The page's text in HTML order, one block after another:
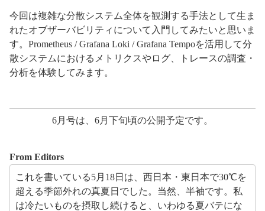
今回は複雑な分散システム全体を観測する手法として生ま
れたオブザーバビリティについて入門してみたいと思いま
す。Prometheus / Grafana Loki / Grafana Tempoを活用して分
散システムにおけるメトリクスやログ、トレースの調査・
分析を体験してみます。
6月号は、6月下旬頃の公開予定です。
From Editors
これを書いている5月18日は、西日本・東日本で30℃を
超える季節外れの真夏日でした。当然、半袖です。私
は冷たいものを摂取し続けると、いわゆる夏バテにな